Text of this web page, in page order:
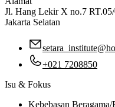
Jl. Hang Lekir X no.7
Jakarta Selatan
+021 7208850
Isu & Fokus
Kebebasan